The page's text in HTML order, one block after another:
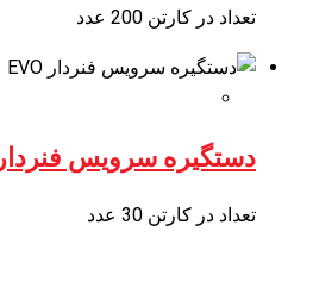
تعداد در کارتن 200 عدد
دستگیره سرویس فنردار EVO
تعداد در کارتن 30 عدد